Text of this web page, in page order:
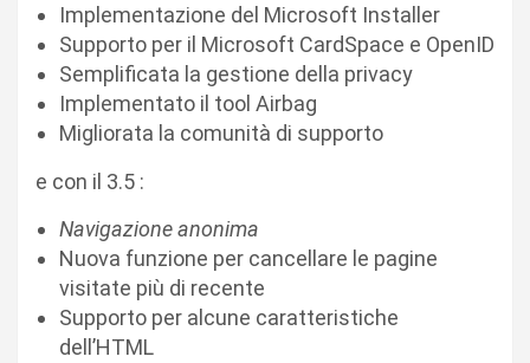
Implementazione del Microsoft Installer
Supporto per il Microsoft CardSpace e OpenID
Semplificata la gestione della privacy
Implementato il tool Airbag
Migliorata la comunità di supporto
e con il 3.5 :
Navigazione anonima
Nuova funzione per cancellare le pagine
visitate più di recente
Supporto per alcune caratteristiche
dell’HTML